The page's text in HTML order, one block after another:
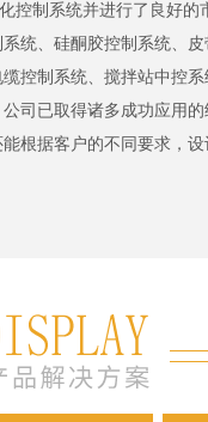
控制系统并进行了良好
统、硅酮胶控制系统、
控制系统、搅拌站中控
司已取得诸多成功应用
根据客户的不同要求，